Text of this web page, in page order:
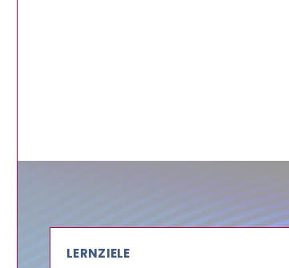
LERNZIELE